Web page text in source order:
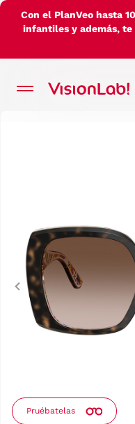
Con el PlanVeo hasta
infantiles y además, te
Pruébatelas
Previous